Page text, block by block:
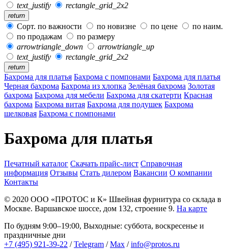
text_justify
rectangle_grid_2x2
return
Сорт. по важности по новизне по цене
по наим.
по продажам
по размеру
arrowtriangle_down
arrowtriangle_up
text_justify
rectangle_grid_2x2
return
Бахрома для платья Бахрома с помпонами Бахрома для платья
Черная бахрома Бахрома из хлопка Зелёная бахрома Золотая
бахрома Бахрома для мебели Бахрома для скатерти Красная
бахрома Бахрома витая Бахрома для подушек Бахрома
шелковая Бахрома с помпонами
Бахрома для платья
Печатный каталог Скачать прайс-лист Справочная
информация Отзывы Стать дилером Вакансии О компании
Контакты
© 2020 ООО «ПРОТОС и К» Швейная фурнитура со склада в
Москве. Варшавское шоссе, дом 132, строение 9. На карте
По будням 9:00–19:00, Выходные: суббота, воскресенье и
праздничные дни
+7 (495) 921-39-22 /Telegram /Max /info@protos.ru